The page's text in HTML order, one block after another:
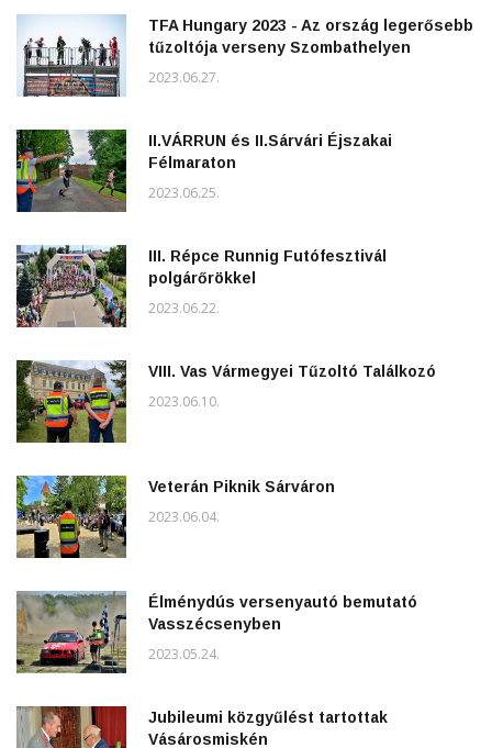
TFA Hungary 2023 - Az ország legerősebb
tűzoltója verseny Szombathelyen
2023.06.27.
II.VÁRRUN és II.Sárvári Éjszakai
Félmaraton
2023.06.25.
III. Répce Runnig Futófesztivál
polgárőrökkel
2023.06.22.
VIII. Vas Vármegyei Tűzoltó Találkozó
2023.06.10.
Veterán Piknik Sárváron
2023.06.04.
Élménydús versenyautó bemutató
Vasszécsenyben
2023.05.24.
Jubileumi közgyűlést tartottak
Vásárosmiskén